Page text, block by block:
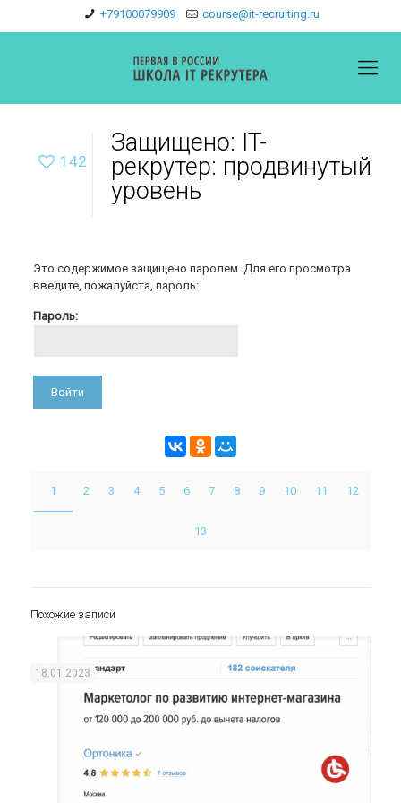
+79100079909 course@it-recruiting.ru
142
Защищено: IT-
рекрутер: продвинутый
уровень
Это содержимое защищено паролем. Для его просмотра
введите, пожалуйста, пароль:
Пароль:
1 2 3 4 5 6 7 8 9 10 11 12
13
Похожие записи
18.01.2023